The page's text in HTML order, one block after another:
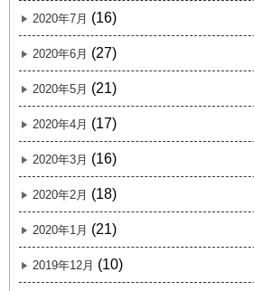
2020年7月 (16)
2020年6月 (27)
2020年5月 (21)
2020年4月 (17)
2020年3月 (16)
2020年2月 (18)
2020年1月 (21)
2019年12月 (10)